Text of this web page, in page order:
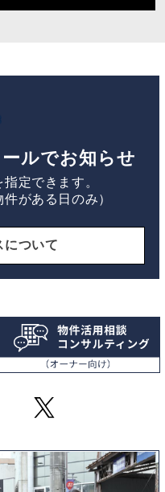
ルでお知らせ
定できます。
がある日のみ）
について